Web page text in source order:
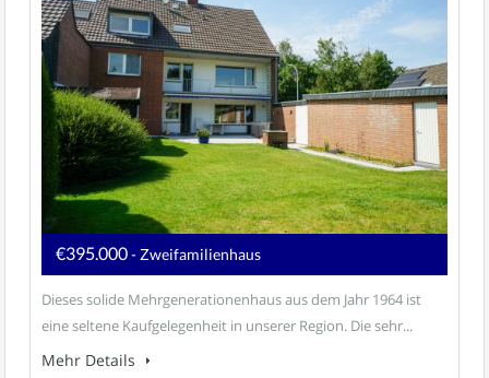
€395.000- Zweifamilienhaus
Dieses solide Mehrgenerationenhaus aus dem Jahr 1964 ist
eine seltene Kaufgelegenheit in unserer Region. Die sehr...
Mehr Details